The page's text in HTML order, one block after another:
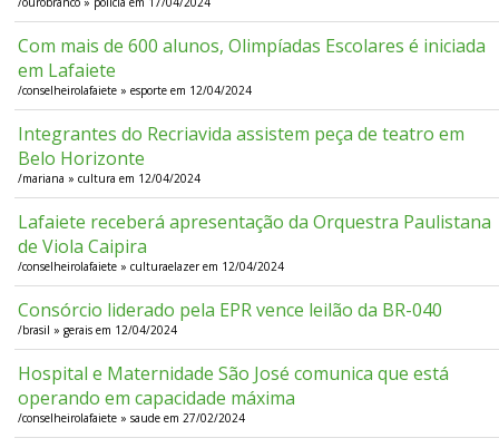
Com mais de 600 alunos, Olimpíadas Escolares é iniciada
em Lafaiete
/conselheirolafaiete » esporte em 12/04/2024
Integrantes do Recriavida assistem peça de teatro em
Belo Horizonte
/mariana » cultura em 12/04/2024
Lafaiete receberá apresentação da Orquestra Paulistana
de Viola Caipira
/conselheirolafaiete » culturaelazer em 12/04/2024
Consórcio liderado pela EPR vence leilão da BR-040
/brasil » gerais em 12/04/2024
Hospital e Maternidade São José comunica que está
operando em capacidade máxima
/conselheirolafaiete » saude em 27/02/2024